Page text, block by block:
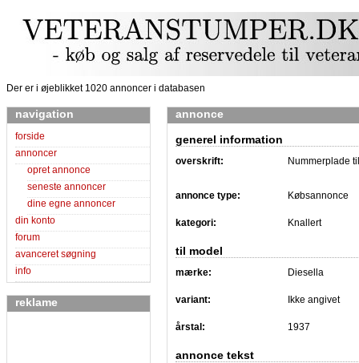
Der er i øjeblikket 1020 annoncer i databasen
navigation
forside
annoncer
opret annonce
seneste annoncer
dine egne annoncer
din konto
forum
avanceret søgning
info
reklame
annonce
generel information
overskrift: Nummerplade
annonce type: Købsannonce
kategori: Knallert
til model
mærke: Diesella
variant: Ikke angivet
årstal: 1937
annonce tekst